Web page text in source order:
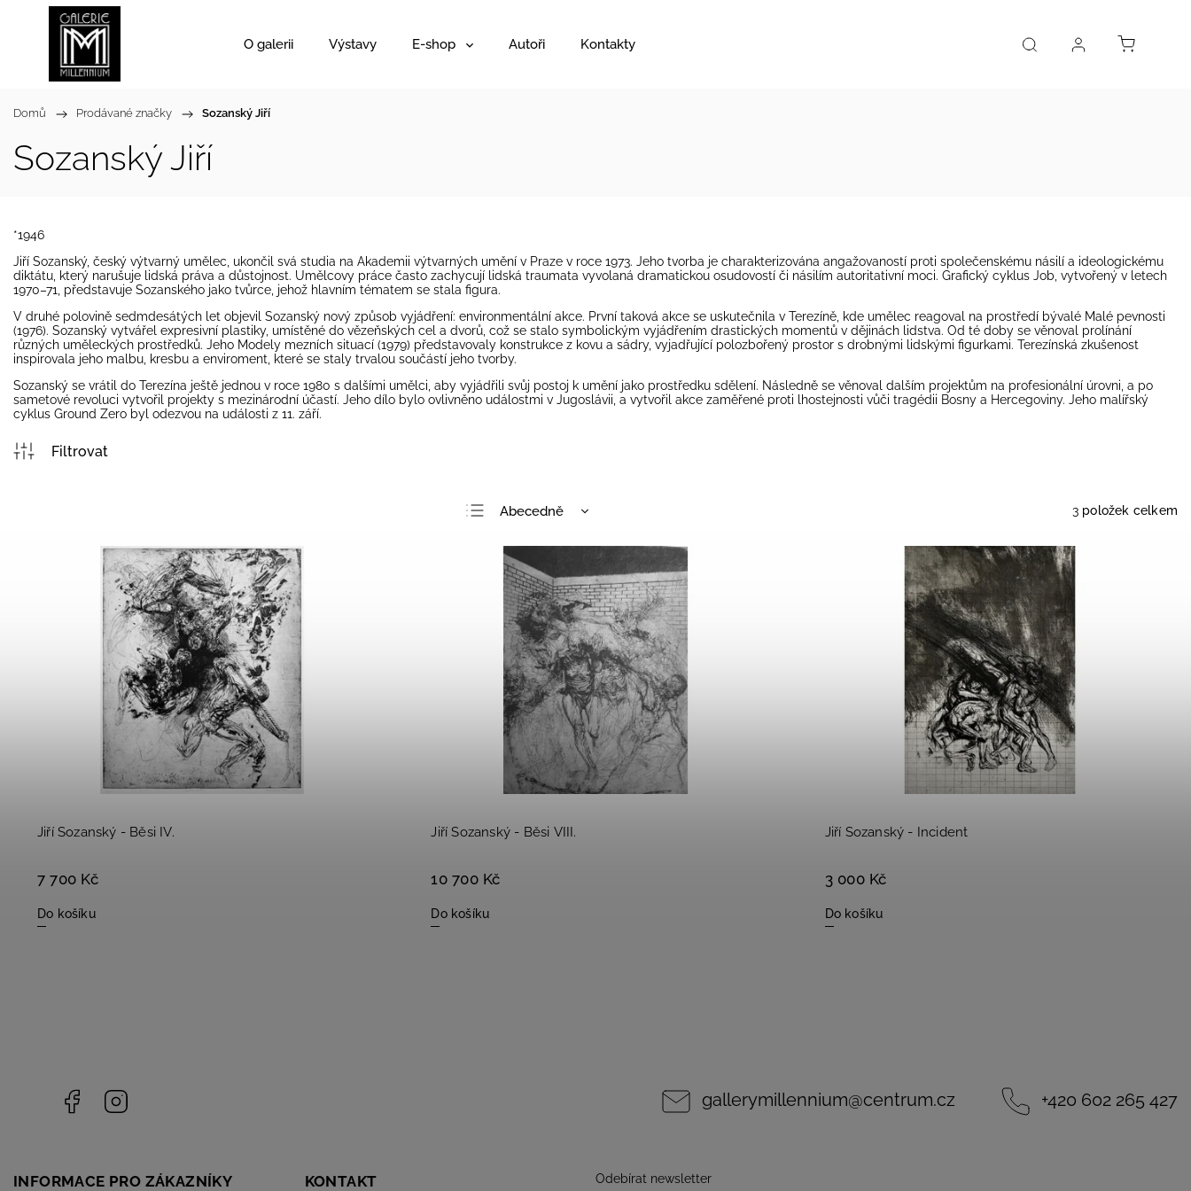
O galerii Výstavy E-shop Autoři Kontakty
Domů / Prodávané značky / Sozanský Jiří
Sozanský Jiří
*1946
Jiří Sozanský, český výtvarný umělec, ukončil svá studia na Akademii výtvarných umění v Praze v roce 1973. Jeho tvorba je charakterizována angažovaností proti společenskému násilí a ideologickému
diktátu, který narušuje lidská práva a důstojnost. Umělcovy práce často zachycují lidská traumata vyvolaná dramatickou osudovostí či násilím autoritativní moci. Grafický cyklus Job, vytvořený v letech
1970–71, představuje Sozanského jako tvůrce, jehož hlavním tématem se stala figura.
V druhé polovině sedmdesátých let objevil Sozanský nový způsob vyjádření: environmentální akce. První taková akce se uskutečnila v Terezíně, kde umělec reagoval na prostředí bývalé Malé pevnosti
(1976). Sozanský vytvářel expresivní plastiky, umístěné do vězeňských cel a dvorů, což se stalo symbolickým vyjádřením drastických momentů v dějinách lidstva. Od té doby se věnoval prolínání
různých uměleckých prostředků. Jeho Modely mezních situací (1979) představovaly konstrukce z kovu a sádry, vyjadřující polozbořený prostor s drobnými lidskými figurkami. Terezínská zkušenost
inspirovala jeho malbu, kresbu a enviroment, které se staly trvalou součástí jeho tvorby.
Sozanský se vrátil do Terezína ještě jednou v roce 1980 s dalšími umělci, aby vyjádřili svůj postoj k umění jako prostředku sdělení. Následně se věnoval dalším projektům na profesionální úrovni, a po
sametové revoluci vytvořil projekty s mezinárodní účastí. Jeho dílo bylo ovlivněno událostmi v Jugoslávii, a vytvořil akce zaměřené proti lhostejnosti vůči tragédii Bosny a Hercegoviny. Jeho malířský
cyklus Ground Zero byl odezvou na události z 11. září.
Abecedně
Nejdražší
Nejprodávanější
3položek celkem
Jiří Sozanský - Běsi IV.
7 700 Kč
Do košíku
Jiří Sozanský - Běsi VIII.
10 700 Kč
Do košíku
Jiří Sozanský - Incident
3 000 Kč
Do košíku
Facebook gallerymillennium@centrum.cz +420 602 265 427
INFORMACE PRO ZÁKAZNÍKY KONTAKT Odebírat newsletter